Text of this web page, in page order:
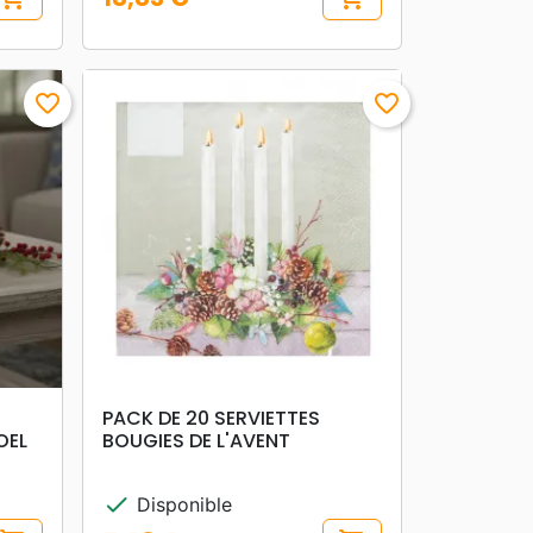
Prix
favorite_border
searchAPERÇU RAPIDE
favorite_border
PACK DE 20 SERVIETTES
BOUGIES DE L'AVENT
check Disponible